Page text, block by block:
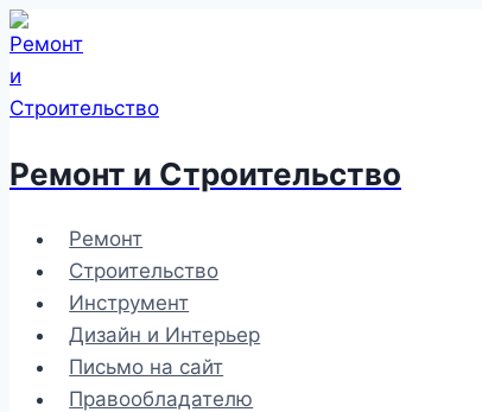
Перейти
к
содержимому
Ремонт и Строительство
Ремонт
Строительство
Инструмент
Дизайн и Интерьер
Письмо на сайт
Правообладателю